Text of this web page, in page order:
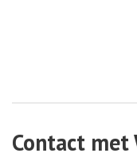
Contact met